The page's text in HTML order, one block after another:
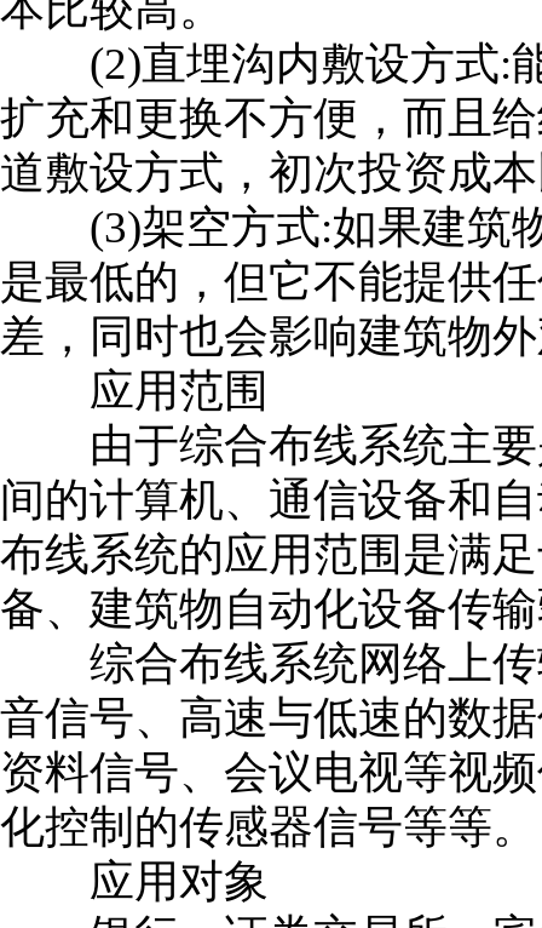
(2)直埋沟内敷设方式:
扩充和更换不方便，而且
道敷设方式，初次投资成
(3)架空方式:如果建筑
是最低的，但它不能提供
差，同时也会影响建筑物
应用范围
由于综合布线系统主要
间的计算机、通信设备和
布线系统的应用范围是满
备、建筑物自动化设备传
综合布线系统网络上传
音信号、高速与低速的数
资料信号、会议电视等视
化控制的传感器信号等等。
应用对象